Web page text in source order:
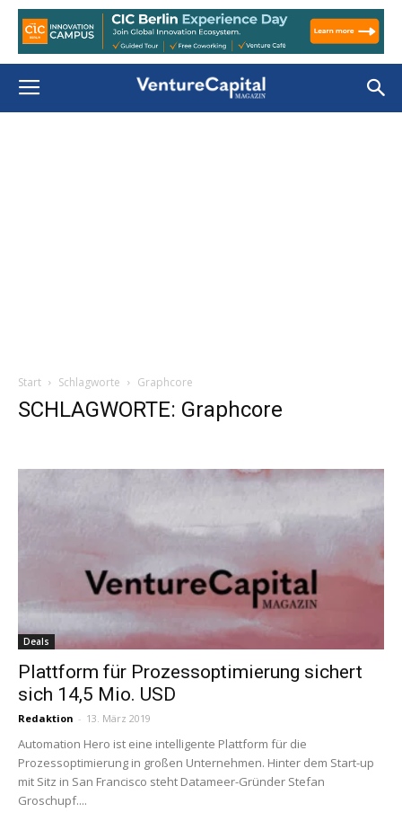
Start Schlagworte Graphcore
SCHLAGWORTE: Graphcore
Deals
Plattform für Prozessoptimierung sichert
sich 14,5 Mio. USD
Redaktion - 13. März 2019
Automation Hero ist eine intelligente Plattform für die
Prozessoptimierung in großen Unternehmen. Hinter dem Start-up
mit Sitz in San Francisco steht Datameer-Gründer Stefan
Groschupf....